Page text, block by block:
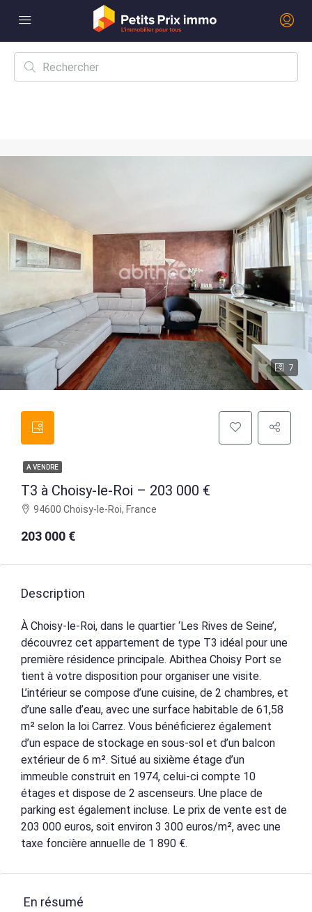
7
A VENDRE
T3 à Choisy-le-Roi – 203 000 €
94600 Choisy-le-Roi, France
203 000 €
Description
À Choisy-le-Roi, dans le quartier ‘Les Rives de Seine’,
découvrez cet appartement de type T3 idéal pour une
première résidence principale. Abithea Choisy Port se
tient à votre disposition pour organiser une visite.
L’intérieur se compose d’une cuisine, de 2 chambres, et
d’une salle d’eau, avec une surface habitable de 61,58
m² selon la loi Carrez. Vous bénéficierez également
d’un espace de stockage en sous-sol et d’un balcon
extérieur de 6 m². Situé au sixième étage d’un
immeuble construit en 1974, celui-ci compte 10
étages et dispose de 2 ascenseurs. Une place de
parking est également incluse. Le prix de vente est de
203 000 euros, soit environ 3 300 euros/m², avec une
taxe foncière annuelle de 1 890 €.
En résumé